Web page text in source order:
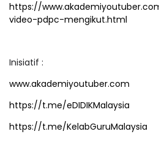
https://
video-pdpc-mengikut.html
Inisiatif :
www.akademiyoutuber.com
https://t.me/eDIDIKMalaysia
https://t.me/KelabGuruMalaysia